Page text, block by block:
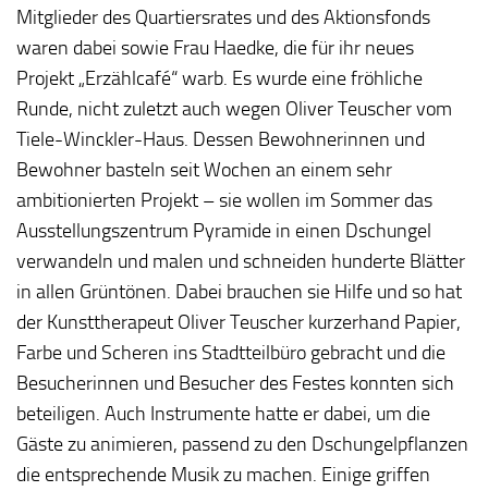
Mitglieder des Quartiersrates und des Aktionsfonds
waren dabei sowie Frau Haedke, die für ihr neues
Projekt „Erzählcafé“ warb. Es wurde eine fröhliche
Runde, nicht zuletzt auch wegen Oliver Teuscher vom
Tiele-Winckler-Haus. Dessen Bewohnerinnen und
Bewohner basteln seit Wochen an einem sehr
ambitionierten Projekt – sie wollen im Sommer das
Ausstellungszentrum Pyramide in einen Dschungel
verwandeln und malen und schneiden hunderte Blätter
in allen Grüntönen. Dabei brauchen sie Hilfe und so hat
der Kunsttherapeut Oliver Teuscher kurzerhand Papier,
Farbe und Scheren ins Stadtteilbüro gebracht und die
Besucherinnen und Besucher des Festes konnten sich
beteiligen. Auch Instrumente hatte er dabei, um die
Gäste zu animieren, passend zu den Dschungelpflanzen
die entsprechende Musik zu machen. Einige griffen